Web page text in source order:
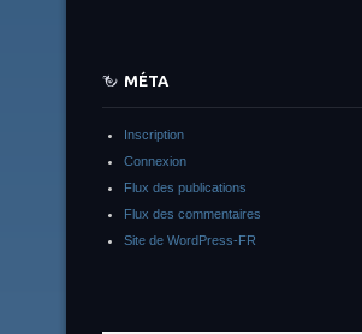
MÉTA
Inscription
Connexion
Flux des publications
Flux des commentaires
Site de WordPress-FR